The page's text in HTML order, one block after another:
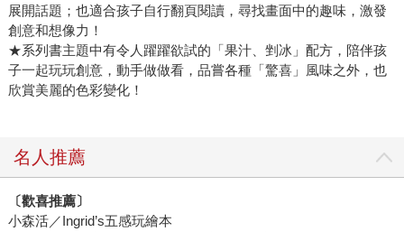
展開話題；也適合孩子自行翻頁閱讀，尋找畫面中的趣味，激發
創意和想像力！
★系列書主題中有令人躍躍欲試的「果汁、剉冰」配方，陪伴孩
子一起玩玩創意，動手做做看，品嘗各種「驚喜」風味之外，也
欣賞美麗的色彩變化！
名人推薦
〔歡喜推薦〕
小森活／Ingrid’s五感玩繪本